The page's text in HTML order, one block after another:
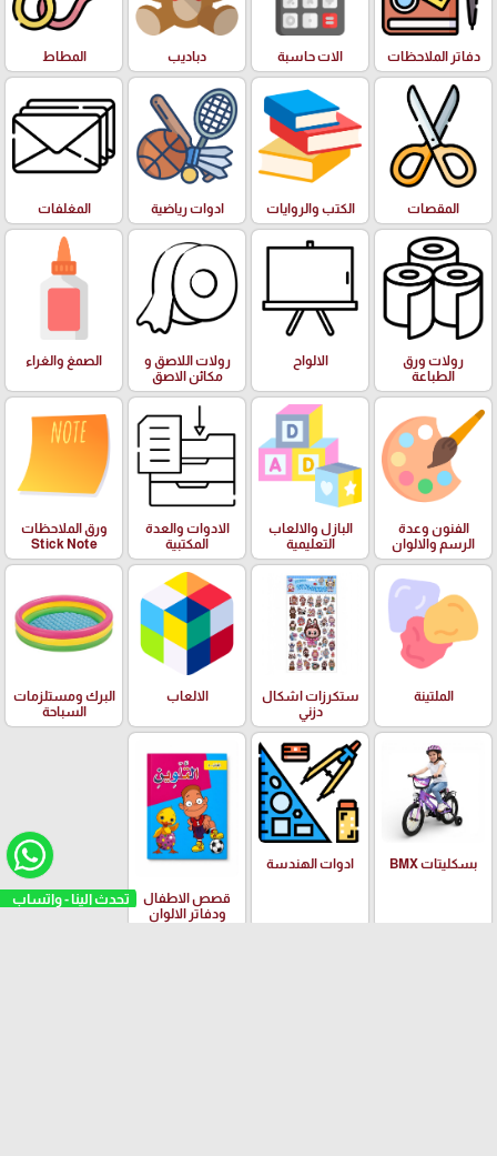
تحدث الينا - واتساب
دفاتر الملاحظات الات حاسبة دباديب المطاط
المقصات الكتب والروايات ادوات رياضية المغلفات
رولات ورق
الطباعة
الالواح
رولات اللاصق و
مكائن الاصق
الصمغ والغراء
الفنون وعدة
الرسم والالوان
البازل والالعاب
التعليمية
الادوات والعدة
المكتبية
ورق الملاحظات
Stick Note
الملتينة
ستكرزات اشكال
دزني
الالعاب
البرك ومستلزمات
السباحة
بسكليتات BMX ادوات الهندسة
قصص الاطفال
ودفاتر الالوان